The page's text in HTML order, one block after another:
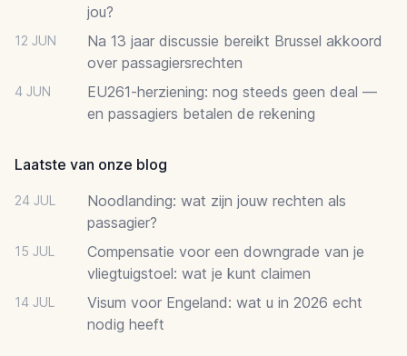
jou?
12 JUN
Na 13 jaar discussie bereikt Brussel akkoord
over passagiersrechten
4 JUN
EU261-herziening: nog steeds geen deal —
en passagiers betalen de rekening
Laatste van onze blog
24 JUL
Noodlanding: wat zijn jouw rechten als
passagier?
15 JUL
Compensatie voor een downgrade van je
vliegtuigstoel: wat je kunt claimen
14 JUL
Visum voor Engeland: wat u in 2026 echt
nodig heeft